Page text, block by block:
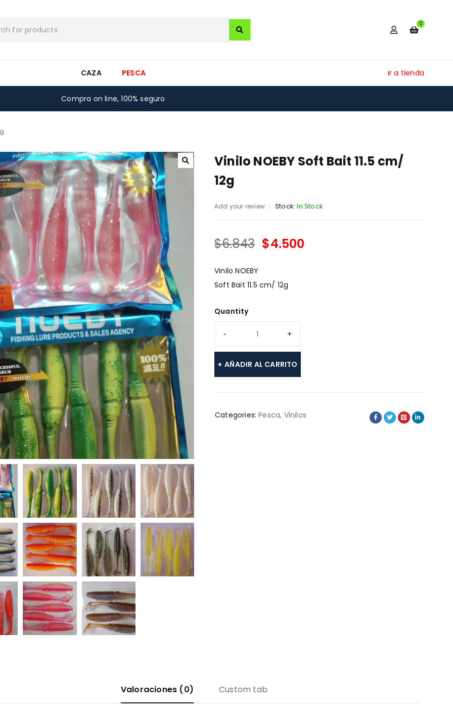
0
CAZA PESCA ir a tienda
Compra on line, 100% seguro
Vinilo NOEBY Soft Bait 11.5 cm/
12g
Add your review Stock: In Stock
SALE ENDS IN:
$6.843 $4.500
Vinilo NOEBY
Soft Bait 11.5 cm/ 12g
Quantity
AÑADIR AL CARRITO
Categories: Pesca, Vinilos
Valoraciones (0) Custom tab